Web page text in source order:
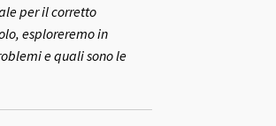
per il corretto
esploreremo in
e quali sono le